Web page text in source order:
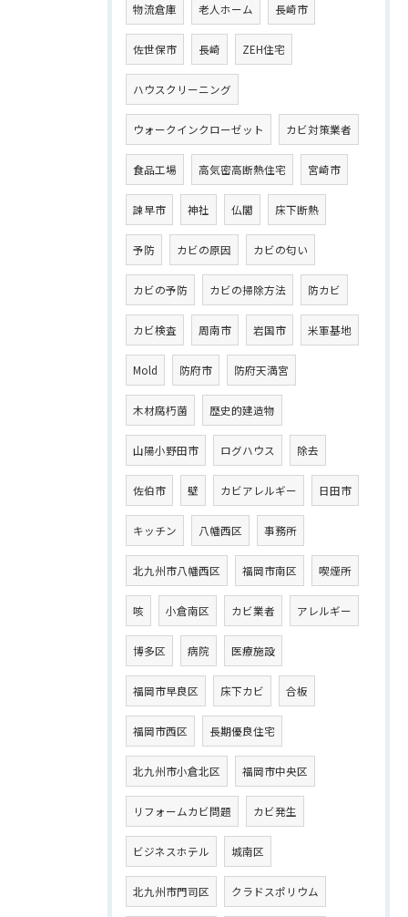
物流倉庫 老人ホーム 長崎市
佐世保市 長崎 ZEH住宅
ハウスクリーニング
ウォークインクローゼット カビ対策業者
食品工場 高気密高断熱住宅 宮崎市
諫早市 神社 仏閣 床下断熱
予防 カビの原因 カビの匂い
カビの予防 カビの掃除方法 防カビ
カビ検査 周南市 岩国市 米軍基地
Mold 防府市 防府天満宮
木材腐朽菌 歴史的建造物
山陽小野田市 ログハウス 除去
佐伯市 壁 カビアレルギー 日田市
キッチン 八幡西区 事務所
北九州市八幡西区 福岡市南区 喫煙所
咳 小倉南区 カビ業者 アレルギー
博多区 病院 医療施設
福岡市早良区 床下カビ 合板
福岡市西区 長期優良住宅
北九州市小倉北区 福岡市中央区
リフォームカビ問題 カビ発生
ビジネスホテル 城南区
北九州市門司区 クラドスポリウム